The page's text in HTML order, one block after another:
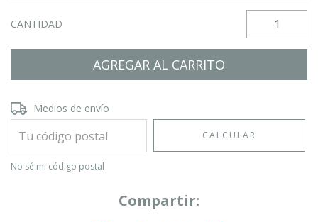
CANTIDAD
Entregas para el CP:
Medios de envío
CALCULAR
No sé mi código postal
Compartir: